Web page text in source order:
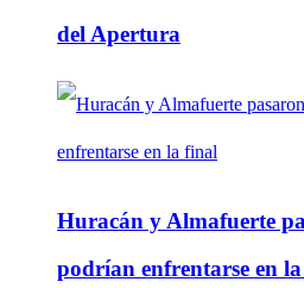
del Apertura
Huracán y Almafuerte
podrían enfrentarse en